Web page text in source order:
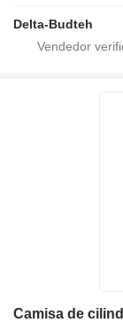
Delta-Budteh